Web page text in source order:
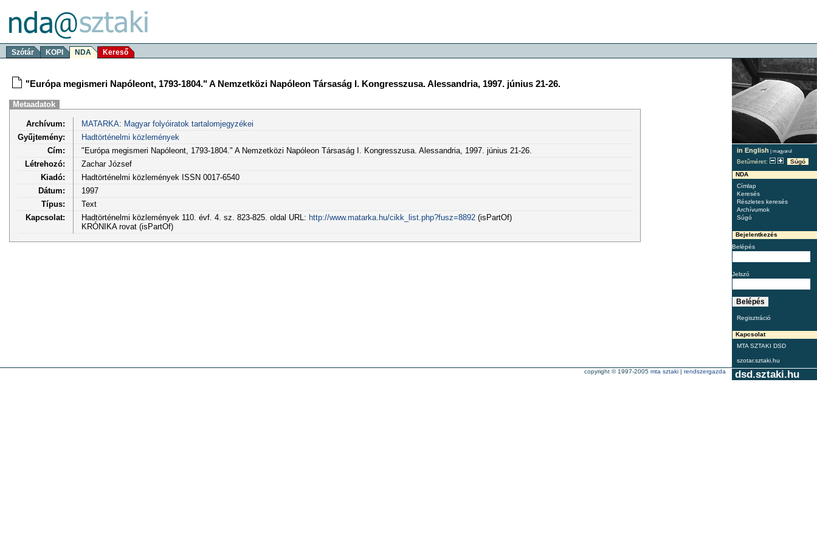
Szótár KOPI NDA Kereső
in English | magyarul
Betűméret:
Súgó
NDA
Címlap
Keresés
Részletes keresés
Archívumok
Súgó
Bejelentkezés
Belépés
Jelszó
Regisztráció
Kapcsolat
MTA SZTAKI DSD
szotar.sztaki.hu
"Európa megismeri Napóleont, 1793-1804." A Nemzetközi Napóleon Társaság I. Kongresszusa. Alessandria, 1997. június 21-26.
Metaadatok
Archívum:
MATARKA: Magyar folyóiratok tartalomjegyzékei
Gyűjtemény:
Hadtörténelmi közlemények
Cím:
"Európa megismeri Napóleont, 1793-1804." A Nemzetközi Napóleon Társaság I. Kongresszusa. Alessandria, 1997. június 21-26.
Létrehozó:
Zachar József
Kiadó:
Hadtörténelmi közlemények ISSN 0017-6540
Dátum:
1997
Típus:
Text
Kapcsolat:
Hadtörténelmi közlemények 110. évf. 4. sz. 823-825. oldal URL: http://www.matarka.hu/cikk_list.php?fusz=8892(isPartOf)
KRÓNIKA rovat (isPartOf)
dsd.sztaki.hu
copyright © 1997-2005 mta sztaki | rendszergazda